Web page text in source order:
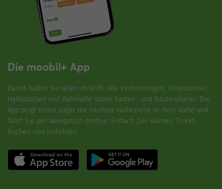
Die moobil+ App
Damit haben Sie alles im Griff: Alle Verbindungen, Ticketpreise,
Haltestellen und Bahnhöfe sowie Karten- und Routenplaner. Die
App zeigt Ihnen sogar die nächste Haltestelle in Ihrer Nähe und
fährt Sie per Navigation dorthin. Einfach Ziel wählen, Ticket
buchen und losfahren.